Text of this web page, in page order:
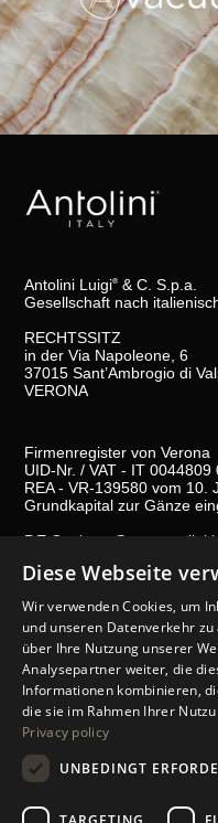
Antolini Luigi® & C. S.p.a.
Gesellschaft nach
RECHTSSITZ
in der Via Napoleone, 6
37015 Sant’Ambrogio di
VERONA
Firmenregister von Verona
UID-Nr. / VAT - IT 0044809
REA - VR-139580 vom 10.
Grundkapital zur Gänze
P.E.C.
al.spa@pec.antolini.it
GENERAL TERMS AND
GESETZLICHE
COOKIES
KONTAKT
FOLGEN SIE UNS
Diese Webseite
Wir verwenden Cookies, um
und unseren Datenverkehr
über Ihre Nutzung unserer
Analysepartner weiter, die
Informationen kombinieren,
die sie im Rahmen Ihrer
Privacy policy
UNBEDINGT